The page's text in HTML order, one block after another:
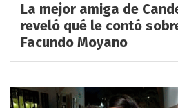
La mejor amiga de
reveló qué le contó
Facundo Moyano